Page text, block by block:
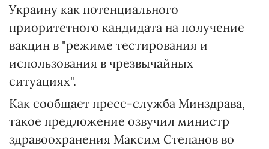
Украину как потенциального
приоритетного кандидата на получение
вакцин в "режиме тестирования и
использования в чрезвычайных
ситуациях".
Как сообщает пресс-служба Минздрава,
такое предложение озвучил министр
здравоохранения Максим Степанов во